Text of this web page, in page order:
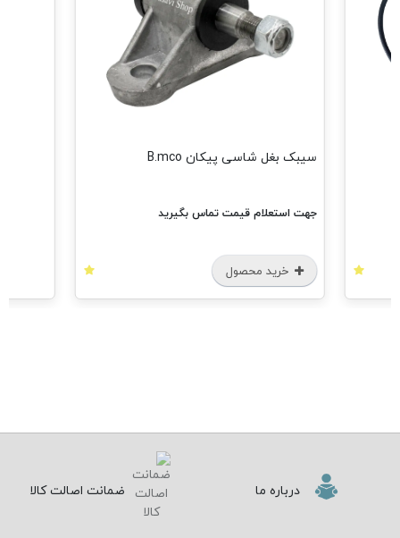
سیبک بغل شاسی پیکان B.mco
جهت استعلام قیمت تماس بگیرید
خرید محصول
درباره ما ضمانت اصالت کالا